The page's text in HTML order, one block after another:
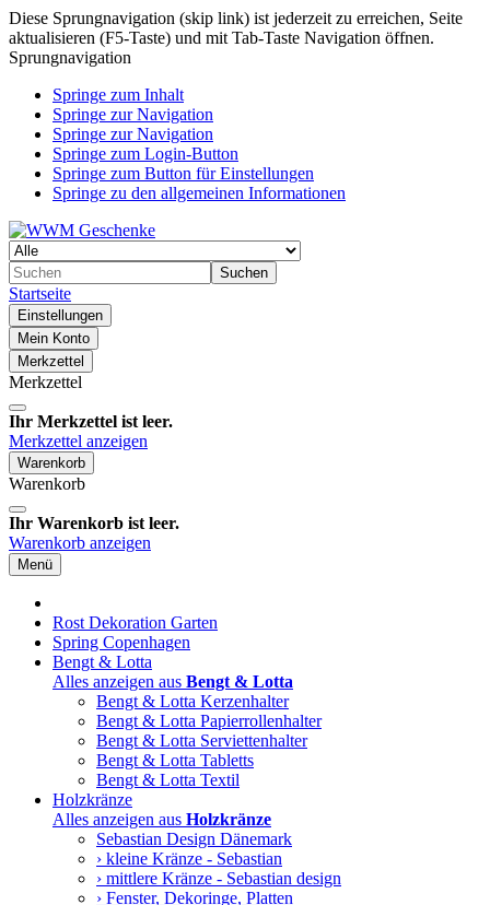
Diese Sprungnavigation (skip link) ist jederzeit zu erreichen, Seite
aktualisieren (F5-Taste) und mit Tab-Taste Navigation öffnen.
Sprungnavigation
Springe zum Inhalt
Springe zur Navigation
Springe zur Navigation
Springe zum Login-Button
Springe zum Button für Einstellungen
Springe zu den allgemeinen Informationen
Suchen
Startseite
Einstellungen
Mein Konto
Merkzettel
Merkzettel
Ihr Merkzettel ist leer.
Merkzettel anzeigen
Warenkorb
Warenkorb
Ihr Warenkorb ist leer.
Warenkorb anzeigen
Menü
Rost Dekoration Garten
Spring Copenhagen
Bengt & Lotta
Alles anzeigen aus Bengt & Lotta
Bengt & Lotta Kerzenhalter
Bengt & Lotta Papierrollenhalter
Bengt & Lotta Serviettenhalter
Bengt & Lotta Tabletts
Bengt & Lotta Textil
Holzkränze
Alles anzeigen aus Holzkränze
Sebastian Design Dänemark
› kleine Kränze - Sebastian
› mittlere Kränze - Sebastian design
› Fenster, Dekoringe, Platten